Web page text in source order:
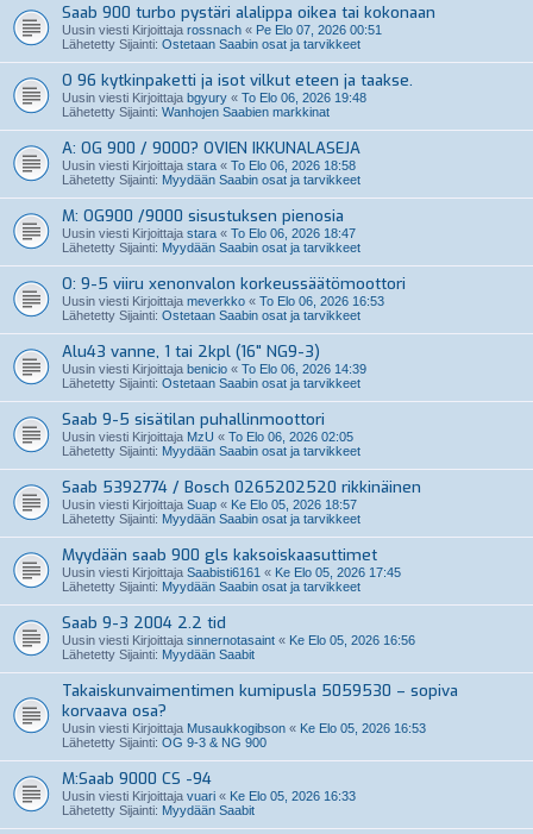
Saab 900 turbo pystäri alalippa oikea tai kokonaan
Uusin viesti Kirjoittaja rossnach « Pe Elo 07, 2026 00:51
Lähetetty Sijainti: Ostetaan Saabin osat ja tarvikkeet
O 96 kytkinpaketti ja isot vilkut eteen ja taakse.
Uusin viesti Kirjoittaja bgyury « To Elo 06, 2026 19:48
Lähetetty Sijainti: Wanhojen Saabien markkinat
A: OG 900 / 9000? OVIEN IKKUNALASEJA
Uusin viesti Kirjoittaja stara « To Elo 06, 2026 18:58
Lähetetty Sijainti: Myydään Saabin osat ja tarvikkeet
M: OG900 /9000 sisustuksen pienosia
Uusin viesti Kirjoittaja stara « To Elo 06, 2026 18:47
Lähetetty Sijainti: Myydään Saabin osat ja tarvikkeet
O: 9-5 viiru xenonvalon korkeussäätömoottori
Uusin viesti Kirjoittaja meverkko « To Elo 06, 2026 16:53
Lähetetty Sijainti: Ostetaan Saabin osat ja tarvikkeet
Alu43 vanne, 1 tai 2kpl (16" NG9-3)
Uusin viesti Kirjoittaja benicio « To Elo 06, 2026 14:39
Lähetetty Sijainti: Ostetaan Saabin osat ja tarvikkeet
Saab 9-5 sisätilan puhallinmoottori
Uusin viesti Kirjoittaja MzU « To Elo 06, 2026 02:05
Lähetetty Sijainti: Myydään Saabin osat ja tarvikkeet
Saab 5392774 / Bosch 0265202520 rikkinäinen
Uusin viesti Kirjoittaja Suap « Ke Elo 05, 2026 18:57
Lähetetty Sijainti: Myydään Saabin osat ja tarvikkeet
Myydään saab 900 gls kaksoiskaasuttimet
Uusin viesti Kirjoittaja Saabisti6161 « Ke Elo 05, 2026 17:45
Lähetetty Sijainti: Myydään Saabin osat ja tarvikkeet
Saab 9-3 2004 2.2 tid
Uusin viesti Kirjoittaja sinnernotasaint « Ke Elo 05, 2026 16:56
Lähetetty Sijainti: Myydään Saabit
Takaiskunvaimentimen kumipusla 5059530 – sopiva
korvaava osa?
Uusin viesti Kirjoittaja Musaukkogibson « Ke Elo 05, 2026 16:53
Lähetetty Sijainti: OG 9-3 & NG 900
M:Saab 9000 CS -94
Uusin viesti Kirjoittaja vuari « Ke Elo 05, 2026 16:33
Lähetetty Sijainti: Myydään Saabit